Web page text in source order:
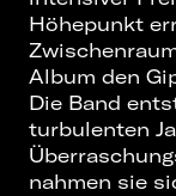
Höhepunkt
Album den
Die Band
turbulenten
nahmen sie